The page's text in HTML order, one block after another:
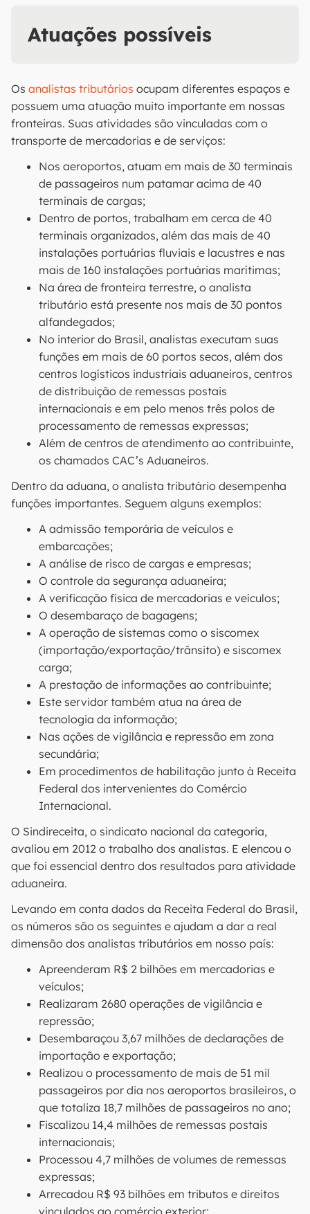
Atuações possíveis
Os analistas tributários ocupam diferentes espaços e
possuem uma atuação muito importante em nossas
fronteiras. Suas atividades são vinculadas com o
transporte de mercadorias e de serviços:
Nos aeroportos, atuam em mais de 30 terminais
de passageiros num patamar acima de 40
terminais de cargas;
Dentro de portos, trabalham em cerca de 40
terminais organizados, além das mais de 40
instalações portuárias fluviais e lacustres e nas
mais de 160 instalações portuárias marítimas;
Na área de fronteira terrestre, o analista
tributário está presente nos mais de 30 pontos
alfandegados;
No interior do Brasil, analistas executam suas
funções em mais de 60 portos secos, além dos
centros logísticos industriais aduaneiros, centros
de distribuição de remessas postais
internacionais e em pelo menos três polos de
processamento de remessas expressas;
Além de centros de atendimento ao contribuinte,
os chamados CAC’s Aduaneiros.
Dentro da aduana, o analista tributário desempenha
funções importantes. Seguem alguns exemplos:
A admissão temporária de veículos e
embarcações;
A análise de risco de cargas e empresas;
O controle da segurança aduaneira;
A verificação física de mercadorias e veículos;
O desembaraço de bagagens;
A operação de sistemas como o siscomex
(importação/exportação/trânsito) e siscomex
carga;
A prestação de informações ao contribuinte;
Este servidor também atua na área de
tecnologia da informação;
Nas ações de vigilância e repressão em zona
secundária;
Em procedimentos de habilitação junto à Receita
Federal dos intervenientes do Comércio
Internacional.
O Sindireceita, o sindicato nacional da categoria,
avaliou em 2012 o trabalho dos analistas. E elencou o
que foi essencial dentro dos resultados para atividade
aduaneira.
Levando em conta dados da Receita Federal do Brasil,
os números são os seguintes e ajudam a dar a real
dimensão dos analistas tributários em nosso país:
Apreenderam R$ 2 bilhões em mercadorias e
veículos;
Realizaram 2680 operações de vigilância e
repressão;
Desembaraçou 3,67 milhões de declarações de
importação e exportação;
Realizou o processamento de mais de 51 mil
passageiros por dia nos aeroportos brasileiros, o
que totaliza 18,7 milhões de passageiros no ano;
Fiscalizou 14,4 milhões de remessas postais
internacionais;
Processou 4,7 milhões de volumes de remessas
expressas;
Arrecadou R$ 93 bilhões em tributos e direitos
vinculados ao comércio exterior;